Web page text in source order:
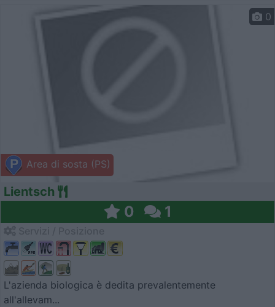
Area di sosta (PS)
0
Lientsch
0 1
L'azienda biologica è dedita prevalentemente
all'allevam...